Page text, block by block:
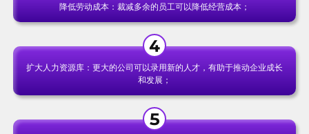
降低劳动成本：裁减多余的员工可以降低经营成本；
扩大人力资源库：更大的公司可以录用新的人才，有助于推动企业成长
和发展；